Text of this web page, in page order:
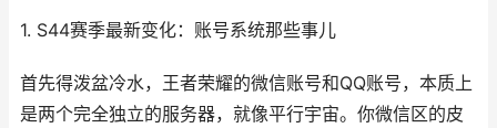
1. S44赛季最新变化：账号系统那些事儿
首先得泼盆冷水，王者荣耀的微信账号和QQ账号，本质上
是两个完全独立的服务器，就像平行宇宙。你微信区的皮